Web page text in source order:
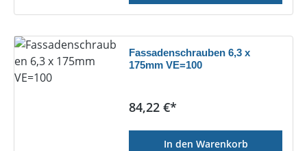
Fassadenschrauben 6,3 x
175mm VE=100
Regulärer Preis:
84,22 €*
In den Warenkorb